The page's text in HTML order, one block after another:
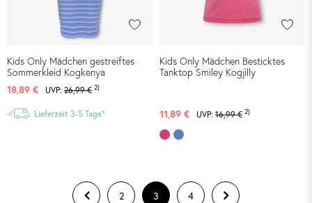
Kids Only Mädchen gestreiftes
Sommerkleid Kogkenya
18,89 €
UVP: 26,99 € 2)
Lieferzeit 3-5 Tage*
Kids Only Mädchen Besticktes
Tanktop Smiley Kogjilly
11,89 € UVP: 16,99 € 2)
2 3 4